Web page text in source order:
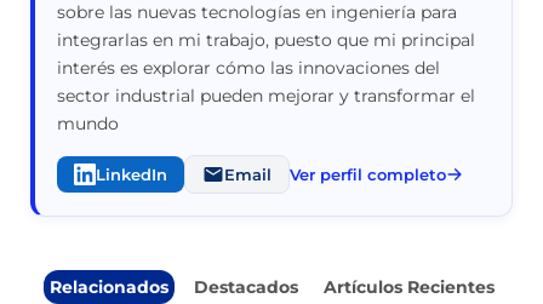
sobre las nuevas tecnologías en ingeniería para
integrarlas en mi trabajo, puesto que mi principal
interés es explorar cómo las innovaciones del
sector industrial pueden mejorar y transformar el
mundo
LinkedIn Email Ver perfil completo
Relacionados Destacados Artículos Recientes